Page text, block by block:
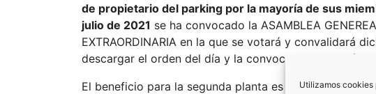
Utilizamos cookies
de propietario del parking por la mayoría de sus
julio de 2021 se ha convocado la ASAMBLEA
EXTRAORDINARIA en la que se votará y convalidará
descargar el orden del día y la convocatoria a través
El beneficio para la segunda planta es evidente, dado